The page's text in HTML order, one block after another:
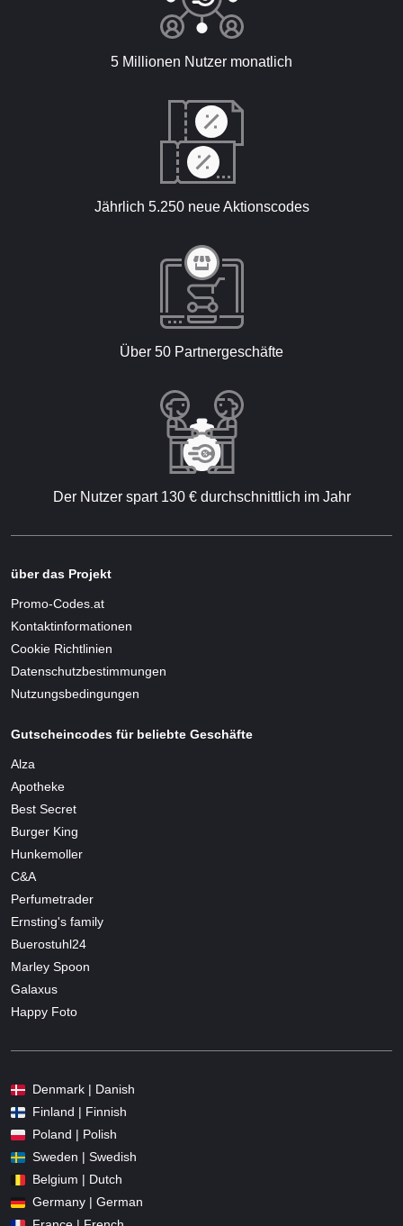
5 Millionen Nutzer monatlich
Jährlich 5.250 neue Aktionscodes
Über 50 Partnergeschäfte
Der Nutzer spart 130 € durchschnittlich im Jahr
über das Projekt
Promo-Codes.at
Kontaktinformationen
Cookie Richtlinien
Datenschutzbestimmungen
Nutzungsbedingungen
Gutscheincodes für beliebte Geschäfte
Alza
Apotheke
Best Secret
Burger King
Hunkemoller
C&A
Perfumetrader
Ernsting's family
Buerostuhl24
Marley Spoon
Galaxus
Happy Foto
Denmark | Danish
Finland | Finnish
Poland | Polish
Sweden | Swedish
Belgium | Dutch
Germany | German